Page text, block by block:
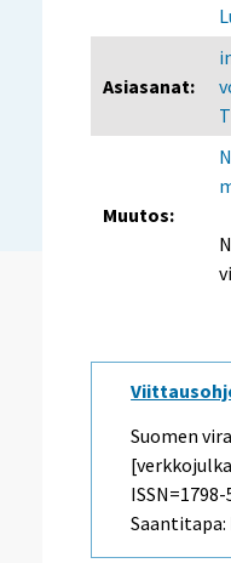
Asiasanat:
Muutos:
Suomen